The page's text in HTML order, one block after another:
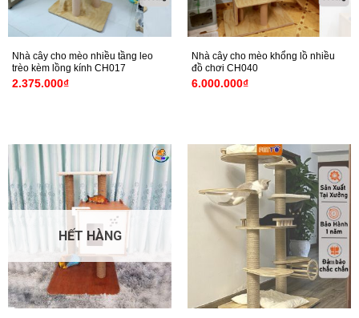
Nhà cây cho mèo nhiều tầng leo
trèo kèm lồng kính CH017
2.375.000₫
Nhà cây cho mèo khổng lồ nhiều
đồ chơi CH040
6.000.000₫
HẾT HÀNG